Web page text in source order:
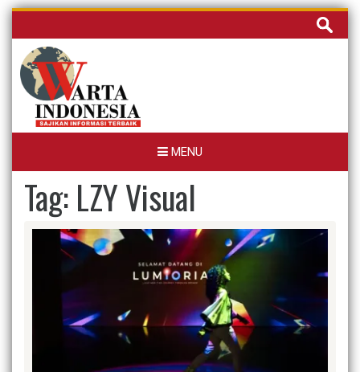
Skip
content
Cari
untuk:
MENU
Tag: LZY Visual